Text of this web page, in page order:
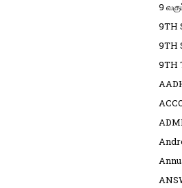
9
9TH
9TH
9TH